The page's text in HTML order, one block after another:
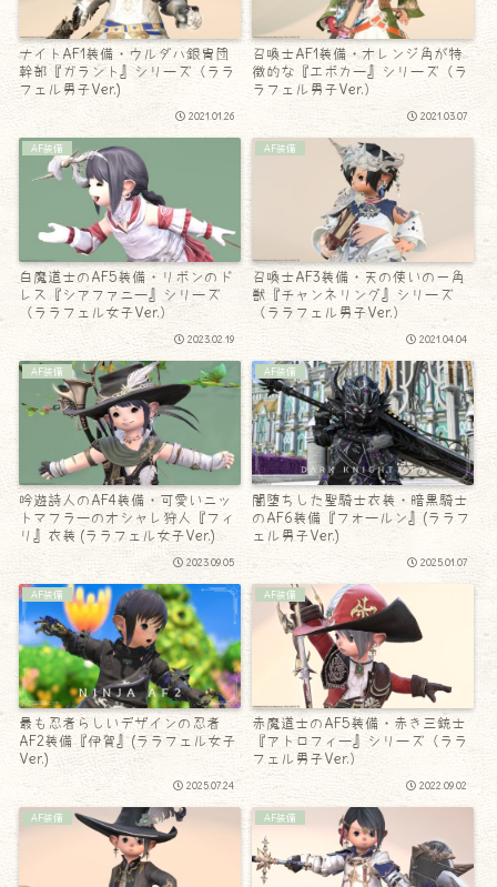
ナイトAF1装備・ウルダハ銀冑団
幹部『ガラント』シリーズ（ララ
フェル男子Ver.)
2021.01.26
召喚士AF1装備・オレンジ角が特
徴的な『エボカー』シリーズ（ラ
ラフェル男子Ver.）
2021.03.07
AF装備
白魔道士のAF5装備・リボンのド
レス『シアファニー』シリーズ
（ララフェル女子Ver.）
2023.02.19
AF装備
召喚士AF3装備・天の使いの一角
獣『チャンネリング』シリーズ
（ララフェル男子Ver.）
2021.04.04
AF装備
吟遊詩人のAF4装備・可愛いニッ
トマフラーのオシャレ狩人『フィ
リ』衣装 (ララフェル女子Ver.)
2023.09.05
AF装備
闇堕ちした聖騎士衣装・暗黒騎士
のAF6装備『フォールン』(ララフ
ェル男子Ver.)
2025.01.07
AF装備
最も忍者らしいデザインの忍者
AF2装備『伊賀』(ララフェル女子
Ver.)
2025.07.24
AF装備
赤魔道士のAF5装備・赤き三銃士
『アトロフィー』シリーズ（ララ
フェル男子Ver.）
2022.09.02
AF装備 AF装備